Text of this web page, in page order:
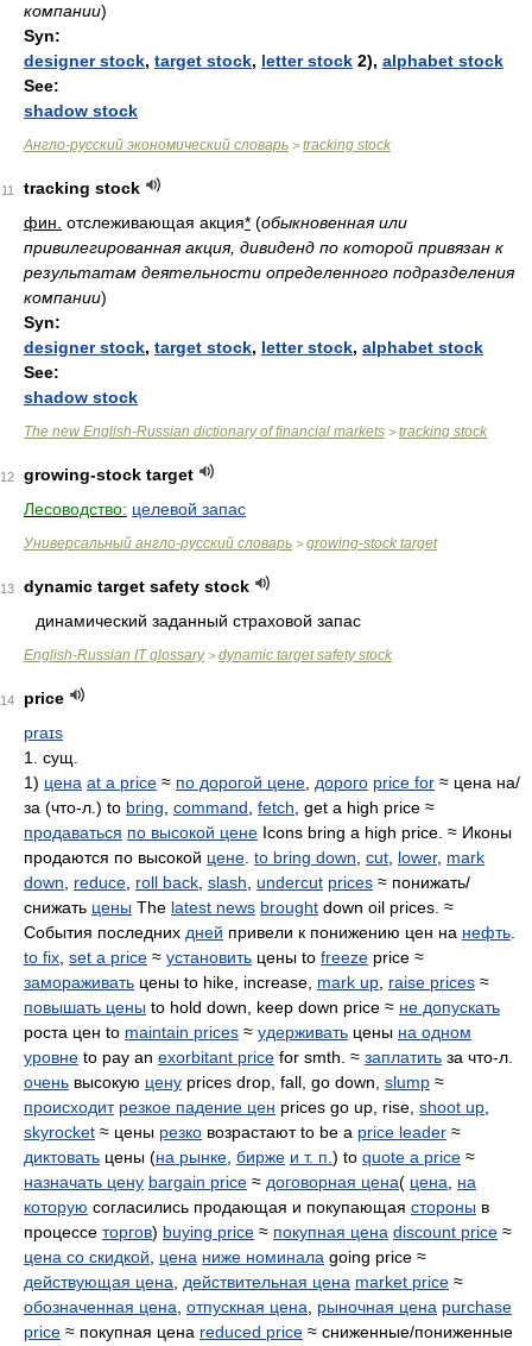
компании)
Syn:
designer stock, target stock, letter stock 2), alphabet stock
See:
shadow stock
Англо-русский экономический словарь > tracking stock
11
tracking stock
фин. отслеживающая акция* (обыкновенная или
привилегированная акция, дивиденд по которой привязан к
результатам деятельности определенного подразделения
компании)
Syn:
designer stock, target stock, letter stock, alphabet stock
See:
shadow stock
The new English-Russian dictionary of financial markets > tracking stock
12
growing-stock target
Лесоводство: целевой запас
Универсальный англо-русский словарь > growing-stock target
13
dynamic target safety stock
динамический заданный страховой запас
English-Russian IT glossary> dynamic target safety stock
14
price
praɪs
1. сущ.
1) цена at a price ≈ по дорогой цене дорого price for ≈ цена на/
за (что-л.) to bring command fetch , get a high price ≈
продаваться по высокой цене Icons bring a high price. ≈ Иконы
продаются по высокой цене to bring down cut lower, mark
down
reduce roll back slash undercut prices ≈ понижать/
снижать цены The latest news brought down oil prices. ≈
События последних дней привели к понижению цен на нефть
to fix set a price ≈ установить цены to freeze price ≈
замораживать цены to hike, increase, mark up raise prices ≈
повышать цены to hold down, keep down price ≈ не допускать
роста цен to maintain prices ≈ удерживать цены на одном
уровне to pay an exorbitant price for smth. ≈ заплатить за что-л.
очень высокую цену prices drop, fall, go down, slump ≈
происходит резкое падение цен prices go up, rise, shoot up
skyrocket ≈ цены резко возрастают to be a price leader ≈
диктовать цены (на рынке бирже и т. п. ) to quote a price ≈
назначать цену bargain price ≈ договорная цена( цена
на
которую согласились продающая и покупающая стороны в
процессе торгов) buying price ≈ покупная цена discount price ≈
цена со скидкой
цена ниже номинала going price ≈
действующая цена
действительная цена market price ≈
обозначенная цена отпускная цена рыночная цена purchase
price ≈ покупная цена reduced price ≈ сниженные/пониженные